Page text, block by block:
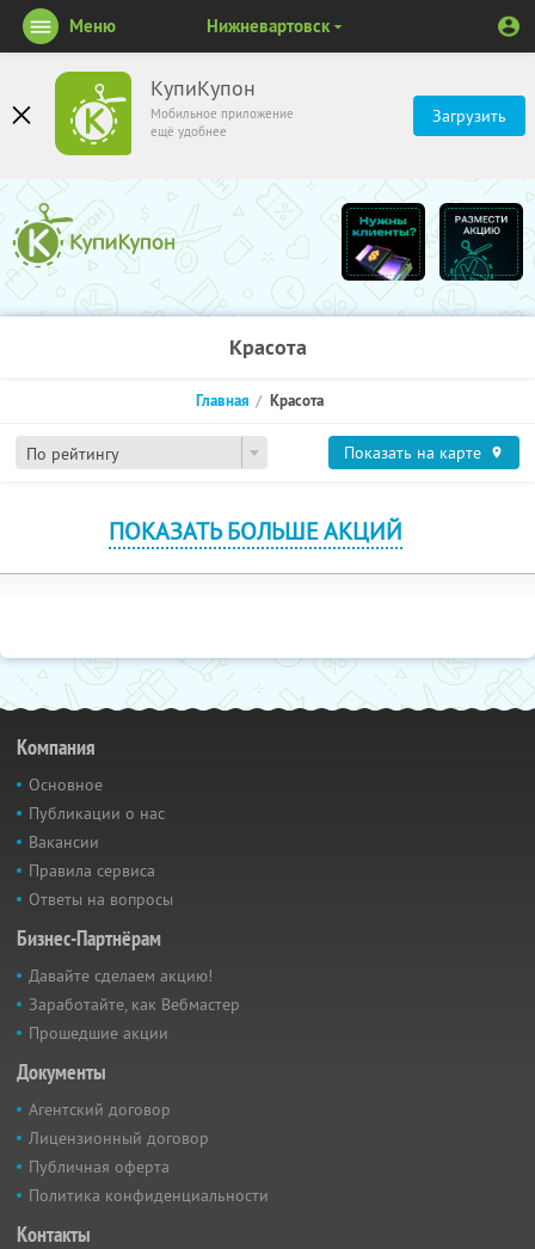
КупиКупон
Мобильное приложение
ещё удобнее
Загрузить
Меню Нижневартовск
Красота
По рейтингу
Главная Красота
Показать на карте
ПОКАЗАТЬ БОЛЬШЕ АКЦИЙ
Компания
Основное
Публикации о нас
Вакансии
Правила сервиса
Ответы на вопросы
Бизнес-Партнёрам
Давайте сделаем акцию!
Заработайте, как Вебмастер
Прошедшие акции
Документы
Агентский договор
Лицензионный договор
Публичная оферта
Политика конфиденциальности
Контакты